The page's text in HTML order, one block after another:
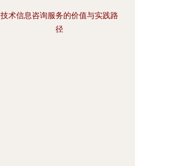
技术信息咨询服务的价值与实践路
径